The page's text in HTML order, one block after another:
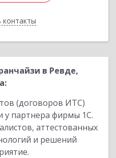
контакты
в Ревде,
(договоров ИТС)
у партнера фирмы 1С.
аттестованных
и решений